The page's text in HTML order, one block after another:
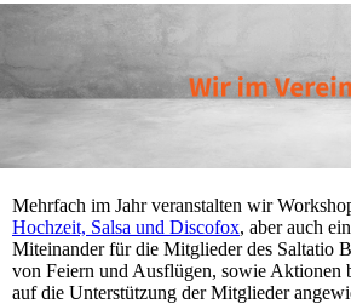
Mehrfach im Jahr veranstalten wir
Hochzeit, Salsa und Discofox, aber auch
Miteinander für die Mitglieder des Saltatio
von Feiern und Ausflügen, sowie Aktionen
auf die Unterstützung der Mitglieder